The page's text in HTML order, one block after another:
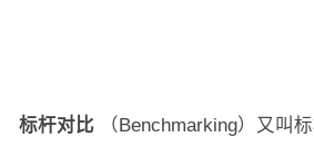
标杆对比
（Benchmarking）又叫